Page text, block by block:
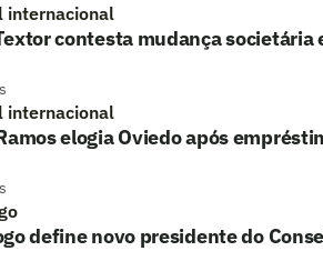
internacional
contesta mudança societária
internacional
elogia Oviedo após
define novo presidente do